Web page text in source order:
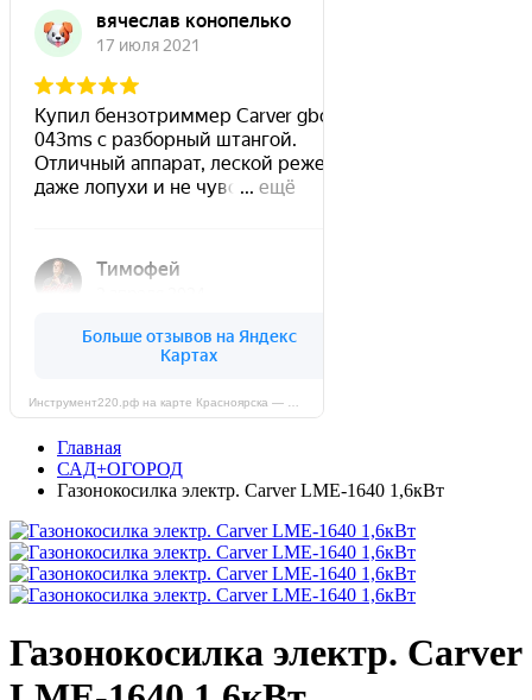
Главная
САД+ОГОРОД
Газонокосилка электр. Carver LMЕ-1640 1,6кВт
Газонокосилка электр. Carver